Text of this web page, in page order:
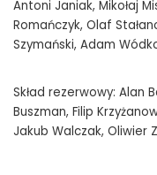
Antoni Janiak, Mikołaj
Romańczyk, Olaf
Szymański, Adam
Skład rezerwowy: Alan
Buszman, Filip
Jakub Walczak, Oliwier